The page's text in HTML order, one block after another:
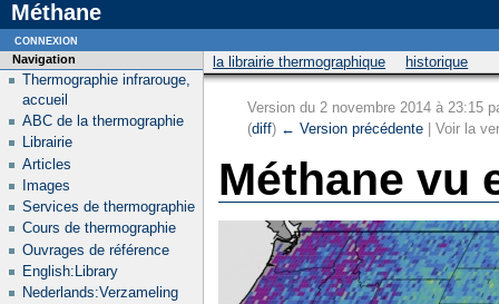
Méthane
la librairie thermographique historique
Version du 2 novembre 2014 à 23:15
(diff) ← Version précédente | Voir la
Méthane vu
Navigation
Thermographie infrarouge,
accueil
ABC de la thermographie
Librairie
Articles
Images
Services de thermographie
Cours de thermographie
Ouvrages de référence
English:Library
Nederlands:Verzameling
connexion